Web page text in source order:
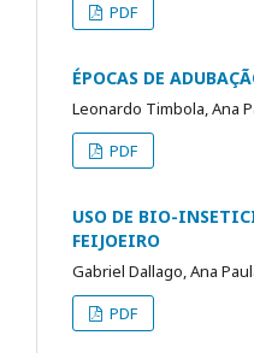
PDF
ÉPOCAS DE
Leonardo Timbola, Ana
PDF
USO DE BIO-
FEIJOEIRO
Gabriel Dallago, Ana
PDF